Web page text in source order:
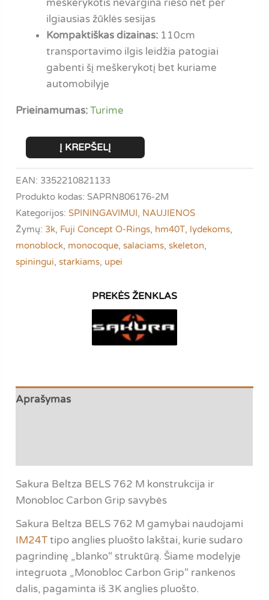
meškerykotis nevargina riešo net per
ilgiausias žūklės sesijas
Kompaktiškas dizainas: 110cm
transportavimo ilgis leidžia patogiai
gabenti šį meškerykotį bet kuriame
automobilyje
Prieinamumas:Turime
produkto
kiekis:
Sakura
Beltza
BELS
762
M
|
Extra
Fast
Į KREPŠELĮ
EAN: 3352210821133
Produkto kodas: SAPRN806176-2M
Kategorijos:SPININGAVIMUI, NAUJIENOS
Žymų: 3k, Fuji Concept O-Rings, hm40T, lydekoms,
monoblock, monocoque,salaciams,skeleton,
spiningui,starkiams, upei
Aprašymas
Sakura Beltza BELS 762 M konstrukcija ir
Monobloc Carbon Grip savybės
Sakura Beltza BELS 762 M gamybai naudojami
IM24Ttipo anglies pluošto lakštai, kurie sudaro
pagrindinę „blanko“ struktūrą. Šiame modelyje
integruota „Monobloc Carbon Grip“ rankenos
dalis, pagaminta iš 3K anglies pluošto.